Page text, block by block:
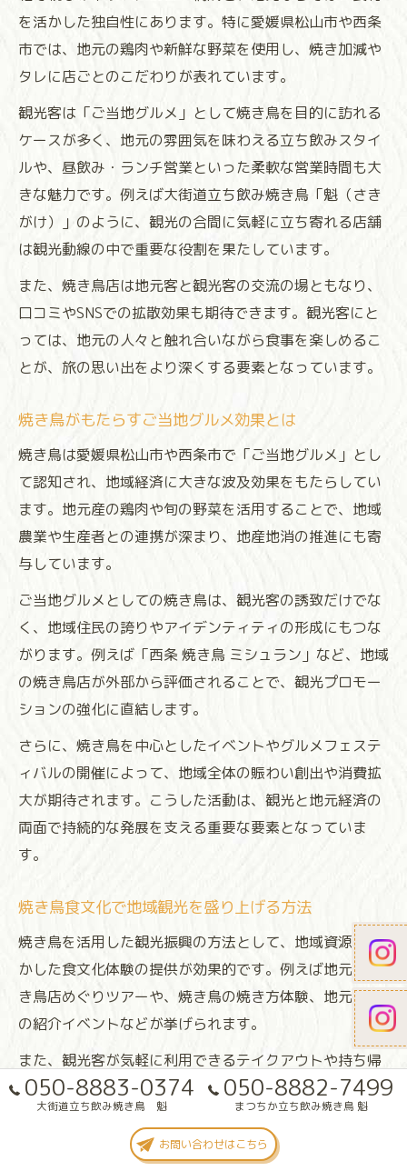
を活かした独自性にあります。特に愛媛県松山市や西条
市では、地元の鶏肉や新鮮な野菜を使用し、焼き加減や
タレに店ごとのこだわりが表れています。
観光客は「ご当地グルメ」として焼き鳥を目的に訪れる
ケースが多く、地元の雰囲気を味わえる立ち飲みスタイ
ルや、昼飲み・ランチ営業といった柔軟な営業時間も大
きな魅力です。例えば大街道立ち飲み焼き鳥「魁（さき
がけ）」のように、観光の合間に気軽に立ち寄れる店舗
は観光動線の中で重要な役割を果たしています。
また、焼き鳥店は地元客と観光客の交流の場ともなり、
口コミやSNSでの拡散効果も期待できます。観光客にと
っては、地元の人々と触れ合いながら食事を楽しめるこ
とが、旅の思い出をより深くする要素となっています。
焼き鳥がもたらすご当地グルメ効果とは
焼き鳥は愛媛県松山市や西条市で「ご当地グルメ」とし
て認知され、地域経済に大きな波及効果をもたらしてい
ます。地元産の鶏肉や旬の野菜を活用することで、地域
農業や生産者との連携が深まり、地産地消の推進にも寄
与しています。
ご当地グルメとしての焼き鳥は、観光客の誘致だけでな
く、地域住民の誇りやアイデンティティの形成にもつな
がります。例えば「西条 焼き鳥 ミシュラン」など、地域
の焼き鳥店が外部から評価されることで、観光プロモー
ションの強化に直結します。
さらに、焼き鳥を中心としたイベントやグルメフェステ
ィバルの開催によって、地域全体の賑わい創出や消費拡
大が期待されます。こうした活動は、観光と地元経済の
両面で持続的な発展を支える重要な要素となっていま
す。
焼き鳥食文化で地域観光を盛り上げる方法
焼き鳥を活用した観光振興の方法として、地域資源を活
かした食文化体験の提供が効果的です。例えば地元の焼
き鳥店めぐりツアーや、焼き鳥の焼き方体験、地元食材
の紹介イベントなどが挙げられます。
また、観光客が気軽に利用できるテイクアウトや持ち帰
りサービスも、旅行者のニーズに応える重要なポイント
です。西条市や松山市では「西条市 焼き鳥 持ち帰り」な
どの検索需要が高く、多様な提供方法が観光消費の拡大
050-8883-0374
大街道立ち飲み焼き鳥 魁
050-8882-7499
まつちか立ち飲み焼き鳥 魁
お問い合わせはこちら